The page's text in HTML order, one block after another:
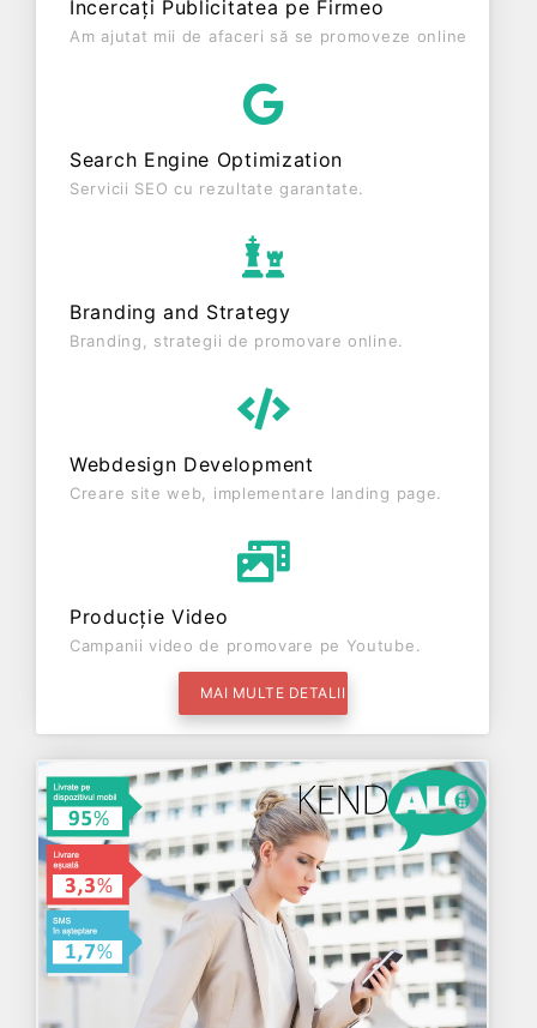
și o cifră de afaceri de 0 RON, gestionând
operațiunile cu un număr mediu de 0 de salariați
S.R.L. este o entitate inactiva din punct de vedere
fiscal si are status: RADIATA. Societatea nu este
plătitoare de TVA.
Încercați Publicitatea pe Firmeo
Am ajutat mii de afaceri să se promoveze online
Search Engine Optimization
Servicii SEO cu rezultate garantate.
Branding and Strategy
Branding, strategii de promovare online.
Webdesign Development
Creare site web, implementare landing page.
Producție Video
Campanii video de promovare pe Youtube.
MAI MULTE DETALII